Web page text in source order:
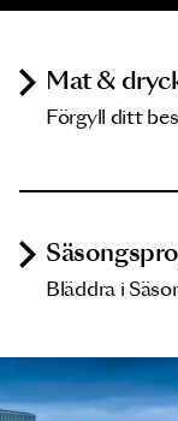
Mat &
Förgyll ditt
Bläddra i